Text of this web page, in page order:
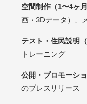
空間制作（1〜4ヶ月
画・3Dデータ）、
テスト・住民説明
トレーニング
公開・プロモーショ
のプレスリリース